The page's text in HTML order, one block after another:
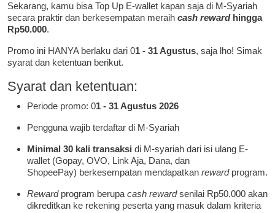
Sekarang, kamu bisa Top Up E-wallet kapan saja di M-Syariah
secara praktir dan berkesempatan meraih cash rewardhingga
Rp50.000.
Promo ini HANYA berlaku dari 01 - 31 Agustus, saja lho! Simak
syarat dan ketentuan berikut.
Syarat dan ketentuan:
Periode promo: 01 - 31 Agustus 2026
Pengguna wajib terdaftar di M-Syariah
Minimal 30 kali transaksi di M-syariah dari isi ulang E-
wallet (Gopay, OVO, Link Aja, Dana, dan
ShopeePay) berkesempatan mendapatkan reward program.
Reward program berupa cash rewardsenilai Rp50.000 akan
dikreditkan ke rekening peserta yang masuk dalam kriteria